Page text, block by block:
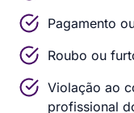
Pagamento
Roubo ou
Violação ao
profissional